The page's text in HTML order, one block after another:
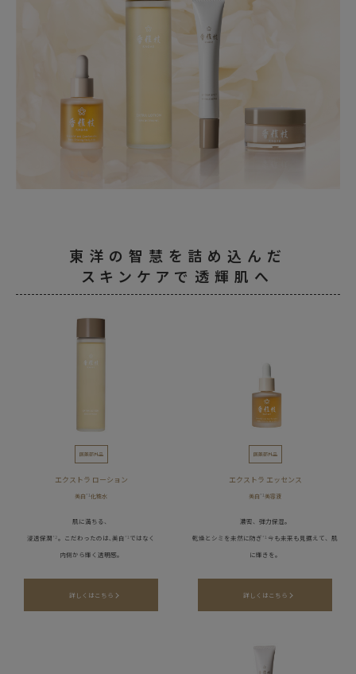
東洋の智慧を詰め込んだ
スキンケアで透輝肌へ
医薬部外品
エクストラ ローション
美白 *1化粧水
肌に満ちる、
浸透保潤 *2。こだわったのは､美白 *1 ではなく
内側から輝く透明感。
詳しくはこちら
医薬部外品
エクストラ エッセンス
美白 *1 美容液
濃密、弾力保湿。
乾燥とシミを未然に防ぎ *1 今も未来も見据えて、肌
に輝きを。
詳しくはこちら
ショッピングガイド